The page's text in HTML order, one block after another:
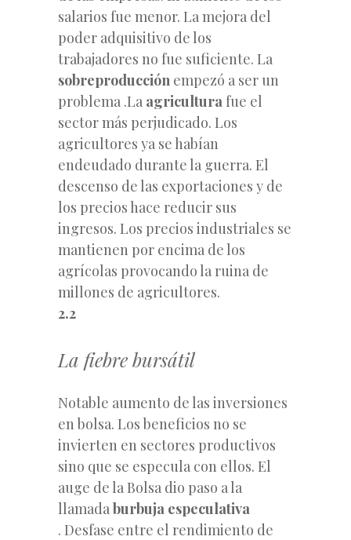
salarios fue menor. La mejora del
poder adquisitivo de los
trabajadores no fue suficiente. La
sobreproducción empezó a ser un
problema .La agriculturafue el
sector más perjudicado. Los
agricultores ya se habían
endeudado durante la guerra. El
descenso de las exportaciones y de
los precios hace reducir sus
ingresos. Los precios industriales se
mantienen por encima de los
agrícolas provocando la ruina de
millones de agricultores.
2.2
La fiebre bursátil
Notable aumento de las inversiones
en bolsa. Los beneficios no se
invierten en sectores productivos
sino que se especula con ellos. El
auge de la Bolsa dio paso a la
llamadaburbuja especulativa
. Desfase entre el rendimiento de